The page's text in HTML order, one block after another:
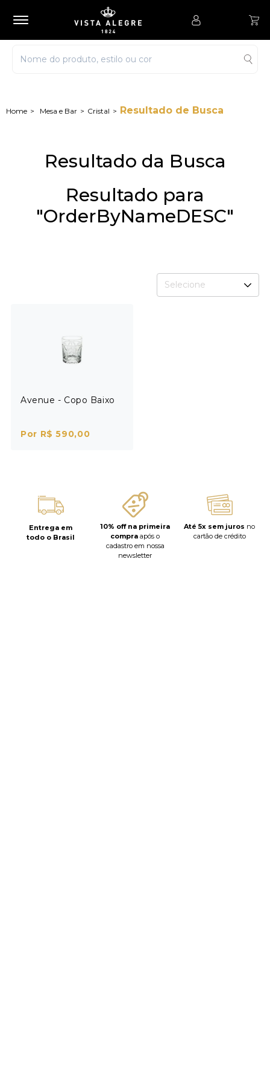
Mesa e Bar Cristal Resultado de Busca
Resultado da Busca
Resultado para
"OrderByNameDESC"
Selecione
Avenue - Copo Baixo
Por R$ 590,00
Entrega em
todo o Brasil
10% off na primeira
compra após o
cadastro em nossa
newsletter
Até 5x sem juros no
cartão de crédito